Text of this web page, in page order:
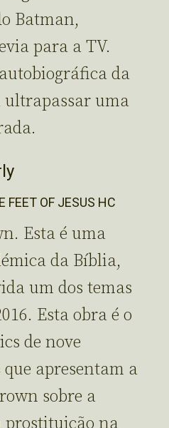
Batman,
para a TV.
da
uma
FEET OF JESUS HC
Esta é uma
da Bíblia,
um dos temas
Esta obra é o
de nove
apresentam a
sobre a
prostituição na